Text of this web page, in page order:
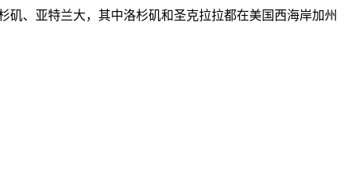
矶、亚特兰大，其中洛杉矶和圣克拉拉都在美国西海岸加州